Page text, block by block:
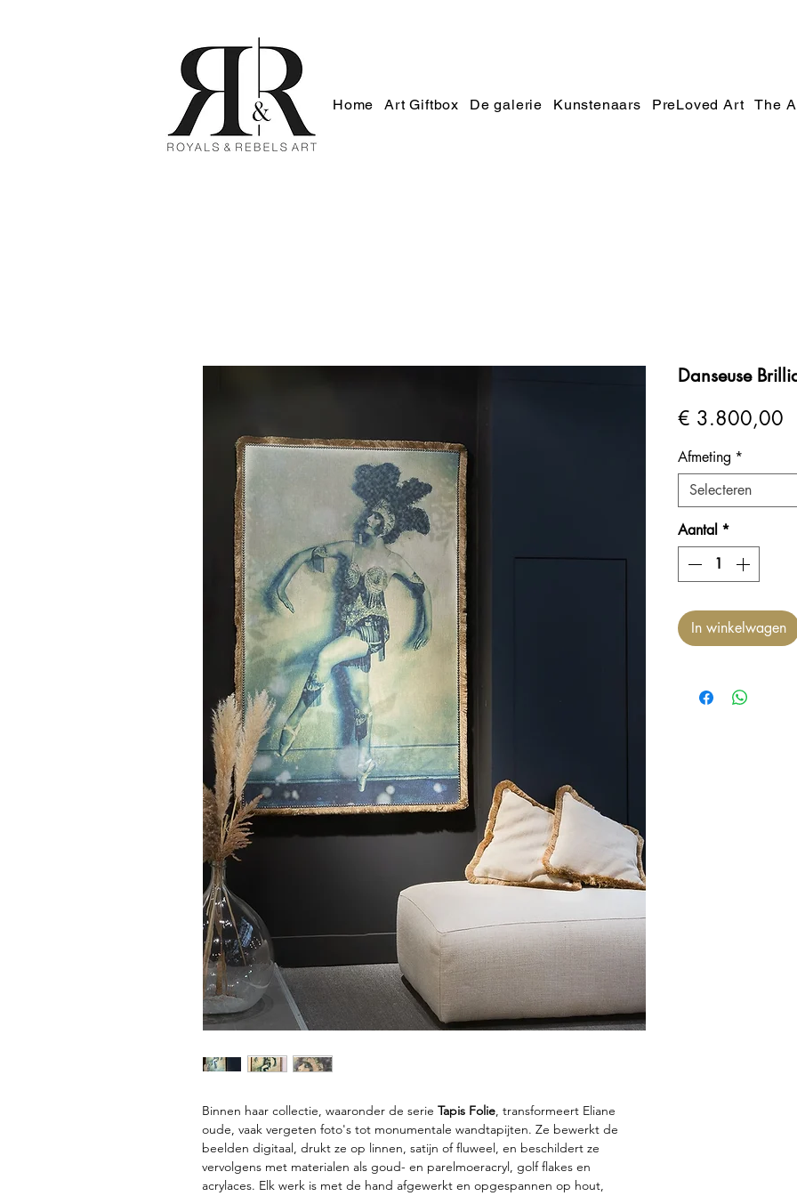
Home Art Giftbox De galerie Kunstenaars PreLoved Art The
Binnen haar collectie, waaronder de serie Tapis Folie, transformeert Eliane
oude, vaak vergeten foto's tot monumentale wandtapijten. Ze bewerkt de
beelden digitaal, drukt ze op linnen, satijn of fluweel, en beschildert ze
vervolgens met materialen als goud- en parelmoeracryl, golf flakes en
acrylaces. Elk werk is met de hand afgewerkt en opgespannen op hout,
Danseuse
€ 3.800,00
Afmeting *
Selecteren
Aantal *
In winkelwagen